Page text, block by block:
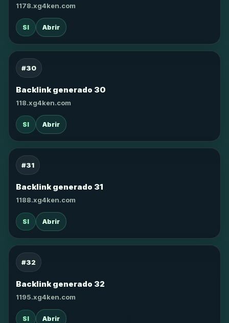
1178.xg4ken.com
SI Abrir
#30
Backlink generado 30
118.xg4ken.com
SI Abrir
#31
Backlink generado 31
1188.xg4ken.com
SI Abrir
#32
Backlink generado 32
1195.xg4ken.com
SI Abrir